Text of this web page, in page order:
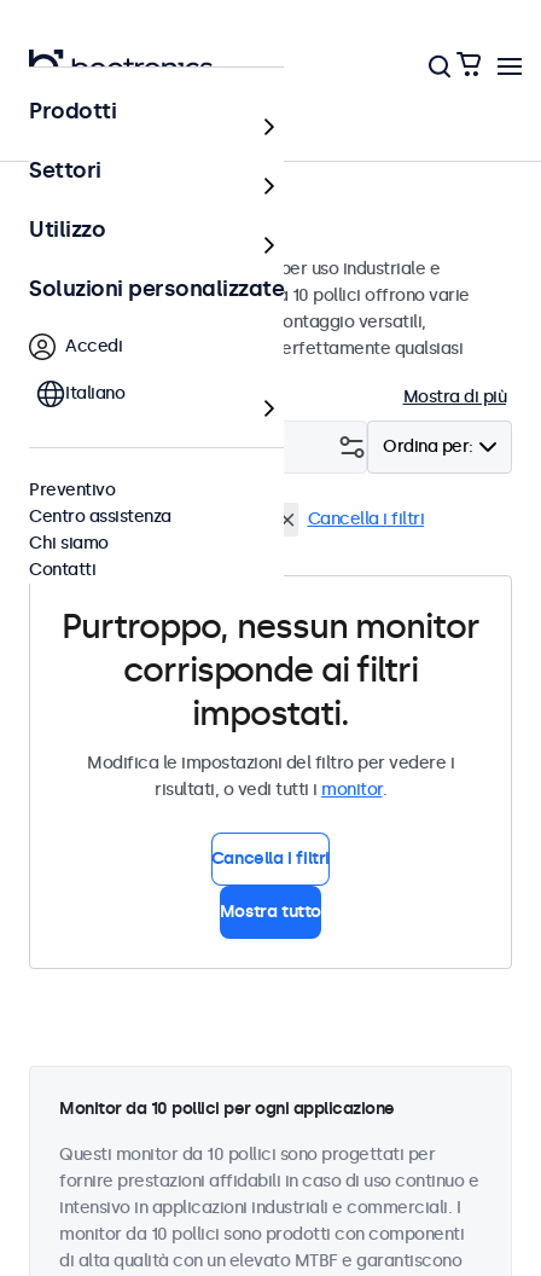
Monitor
Monitor da 10 pollici
Monitor da 10 pollici progettati per uso industriale e
commerciale. Questi monitor da 10 pollici offrono varie
connessioni video e opzioni di montaggio versatili,
consentendo loro di integrarsi perfettamente qualsiasi
Mostra di più
Ordina per:
Filtro (0)
Monitor 10 pollici Cancella i filtri
Purtroppo, nessun monitor
corrisponde ai filtri
impostati.
Modifica le impostazioni del filtro per vedere i
risultati, o vedi tutti i monitor.
Cancella i filtri
Mostra tutto
Monitor da 10 pollici per ogni applicazione
Questi monitor da 10 pollici sono progettati per
fornire prestazioni affidabili in caso di uso continuo e
intensivo in applicazioni industriali e commerciali. I
monitor da 10 pollici sono prodotti con componenti
di alta qualità con un elevato MTBF e garantiscono
Prodotti
Settori
Utilizzo
Soluzioni personalizzate
Accedi
Italiano
Preventivo
Centro assistenza
Chi siamo
Contatti